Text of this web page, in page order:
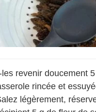
les revenir doucement
rincée et
légèrement,